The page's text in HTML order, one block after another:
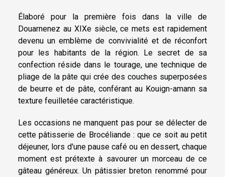
Élaboré pour la première fois dans la ville de
Douarnenez au XIXe siècle, ce mets est rapidement
devenu un emblème de convivialité et de réconfort
pour les habitants de la région. Le secret de sa
confection réside dans le tourage, une technique de
pliage de la pâte qui crée des couches superposées
de beurre et de pâte, conférant au Kouign-amann sa
texture feuilletée caractéristique.
Les occasions ne manquent pas pour se délecter de
cette pâtisserie de Brocéliande : que ce soit au petit
déjeuner, lors d'une pause café ou en dessert, chaque
moment est prétexte à savourer un morceau de ce
gâteau généreux. Un pâtissier breton renommé pour